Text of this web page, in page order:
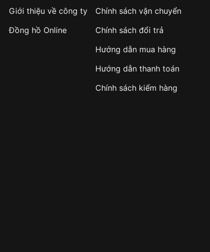
Giới thiệu về công ty
Đồng hồ Online
Chính sách vận chuyển
Chính sách đổi trả
Hướng dẫn mua hàng
Hướng dẫn thanh toán
Chính sách kiểm hàng